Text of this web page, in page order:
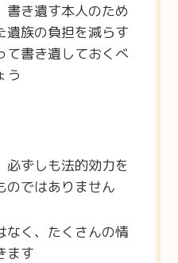
書き遺す本人のため
遺族の負担を減らす
て書き遺しておくべ
う
必ずしも法的効力を
のではありません
なく、たくさんの情
ます